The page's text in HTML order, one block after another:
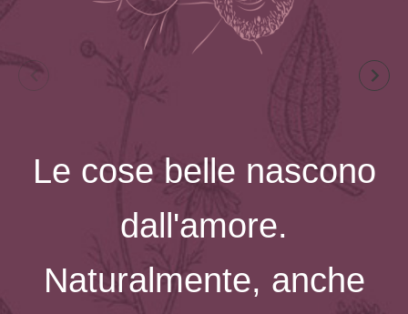
Le cose belle nascono
dall'amore.
Naturalmente, anche